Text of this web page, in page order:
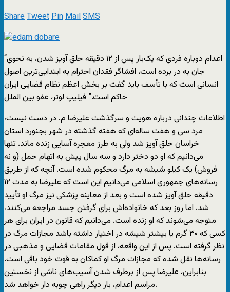
ShareTweetPinMailSMS
“اعدام دوباره فردی که یک‌بار پس از ۱۲ دقیقه حلق آویز شدن، به نحوی
جان به در برده است، افشاگر فقدان احترام به ابتدایی‌ترین اصول
انسانی است که با تأسف باید گفت بر بخش اعظم نظام قضایی ایران
حاکم است.” فیلیپ لوتر، عفو بین الملل
اطلاعات چندانی درباره هویت و سرگذشت علیرضا م. در دست نیست،
مرد سی و هفت ساله‌ای که هفته گذشته در شهر بجنورد استان
خراسان حلق‌ آویز شد ولی به طرز معجره آسایی زنده ماند. تنها
می‌دانیم که او دو دختر دارد و سه سال پیش به اتهام حمل (و نه
فروش) یک کیلو شیشه به مرگ محکوم شده است. آنچه که از طریق
رسانه‌های جمهوری اسلامی می‌دانیم این است که علیرضا به مدت ۱۲
دقیقه حلق آویز شده است و بعد از معاینه پزشکی نیز مرگ او تأیید
شد. اما روز بعد که خانواده‌اش برای گرفتن جسد مراجعه می‌کنند،
متوجه می‌شوند که او زنده است. می‌دانیم که قانون در ایران برای هر
کسی که ۳۰ گرم یا بیشتر شیشه در اختیار داشته باشد مجازات مرگ در
نظر گرفته است. پس از این واقعه، از قول مقامات قضایی و مذهبی در
رسانه‌ها نقل شده که مجازات مرگ او کماکان به قوت خود باقی است.
بنابراین، علیرضا پس از برطرف شدن آسیب‌های ناشی از نخستین
مراسم اعدام، بار دیگر راهی چوبه دار خواهد شد.